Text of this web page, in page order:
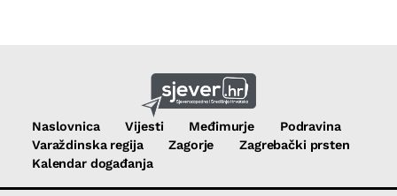
Naslovnica Vijesti Međimurje
Podravina
Varaždinska regija
Zagorje
Zagrebački prsten
Kalendar događanja